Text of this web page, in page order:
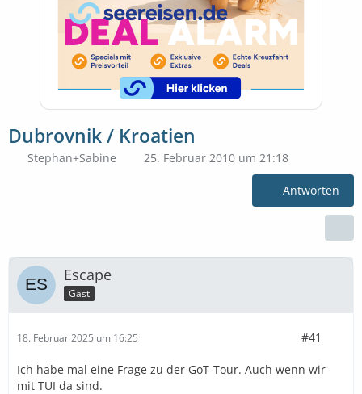
Dubrovnik / Kroatien
Stephan+Sabine 25. Februar 2010 um 21:18
Antworten
Escape
Gast
18. Februar 2025 um 16:25 #41
Ich habe mal eine Frage zu der GoT-Tour. Auch wenn wir
mit TUI da sind.